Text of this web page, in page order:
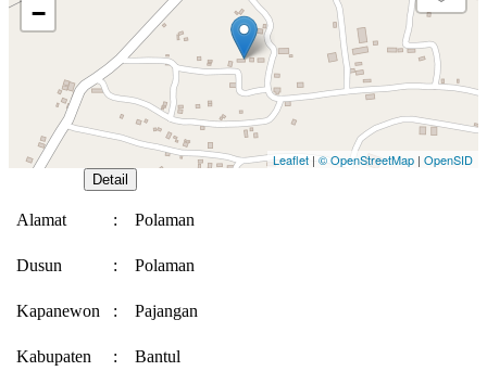
−
Leaflet | © OpenStreetMap | OpenSID
Detail
Alamat : Polaman
Dusun : Polaman
Kapanewon : Pajangan
Kabupaten : Bantul